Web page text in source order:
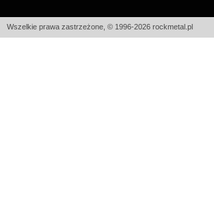
Wszelkie prawa zastrzeżone, © 1996-2026 rockmetal.pl